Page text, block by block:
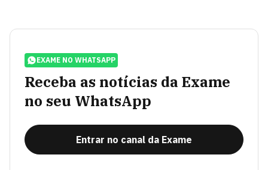
EXAME NO WHATSAPP
Receba as notícias da Exame
no seu WhatsApp
Entrar no canal da Exame